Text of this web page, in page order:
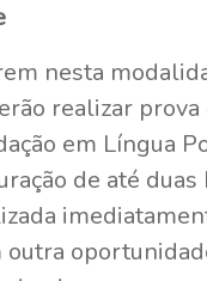
nesta
realizar
em Língua
de até duas
outra